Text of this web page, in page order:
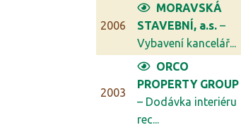
2006
MORAVSKÁ
STAVEBNÍ, a.s. –
Vybavení kancelář...
2003
ORCO
PROPERTY GROUP
– Dodávka interiéru
rec...